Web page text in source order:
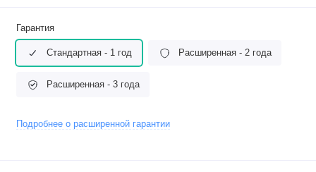
Гарантия
Стандартная - 1 год Расширенная - 2 года
Расширенная - 3 года
Подробнее о расширенной гарантии